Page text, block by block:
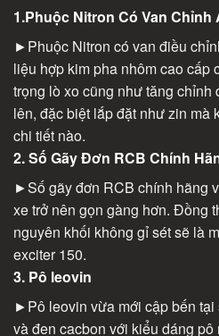
1.Phuộc Nitron Có Van Chỉnh
►Phuộc Nitron có van điều
liệu hợp kim pha nhôm cao cấp
trọng lò xo cũng như tăng chỉnh
lên, đặc biệt lắp đặt như zin mà
chi tiết nào.
2. Số Gãy Đơn RCB Chính
►Số gãy đơn RCB chính hãng
xe trở nên gọn gàng hơn. Đồng
nguyên khối không gỉ sét sẽ là
exciter 150.
3. Pô leovin
►Pô leovin vừa mới cập bến tại
và đen cacbon với kiểu dáng